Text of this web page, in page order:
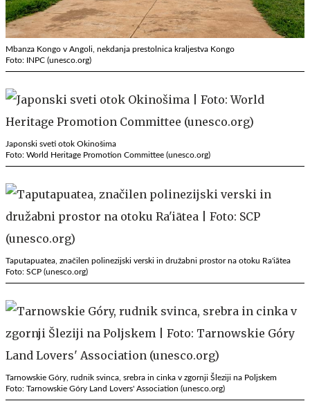
Mbanza Kongo v Angoli, nekdanja prestolnica kraljestva Kongo
Foto: INPC (unesco.org)
Japonski sveti otok Okinošima
Foto: World Heritage Promotion Committee (unesco.org)
Taputapuatea, značilen polinezijski verski in družabni prostor na otoku Ra'iātea
Foto: SCP (unesco.org)
Tarnowskie Góry, rudnik svinca, srebra in cinka v zgornji Šleziji na Poljskem
Foto: Tarnowskie Góry Land Lovers' Association (unesco.org)